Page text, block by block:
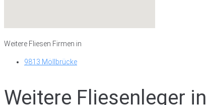
Weitere Fliesen Firmen in
9813 Möllbrücke
Weitere Fliesenleger in